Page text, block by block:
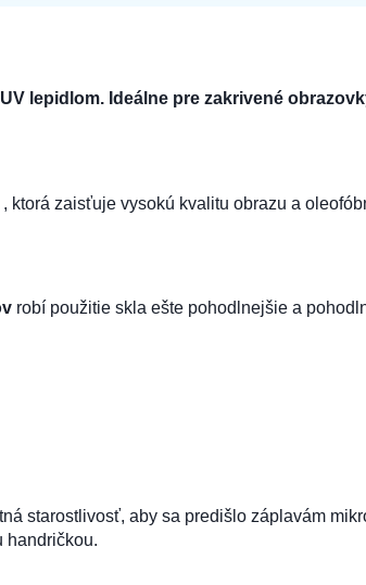
lepidlom. Ideálne pre zakrivené
, ktorá zaisťuje vysokú kvalitu obrazu a
robí použitie skla ešte pohodlnejšie a
starostlivosť, aby sa predišlo záplavám
handričkou.